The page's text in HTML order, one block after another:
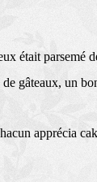
était
de gâteaux, un
apprécia